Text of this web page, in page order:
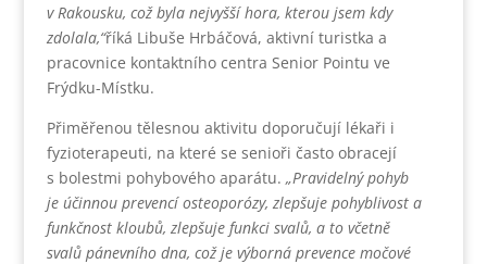
v Rakousku, což byla nejvyšší hora, kterou jsem kdy
zdolala,“říká Libuše Hrbáčová, aktivní turistka a
pracovnice kontaktního centra Senior Pointu ve
Frýdku-Místku.
Přiměřenou tělesnou aktivitu doporučují lékaři i
fyzioterapeuti, na které se senioři často obracejí
s bolestmi pohybového aparátu. „Pravidelný pohyb
je účinnou prevencí osteoporózy, zlepšuje pohyblivost a
funkčnost kloubů, zlepšuje funkci svalů, a to včetně
svalů pánevního dna, což je výborná prevence močové